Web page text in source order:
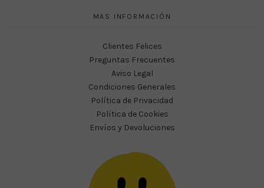
MAS INFORMACIÓN
Clientes Felices
Preguntas Frecuentes
Aviso Legal
Condiciones Generales
Política de Privacidad
Política de Cookies
Envíos y Devoluciones